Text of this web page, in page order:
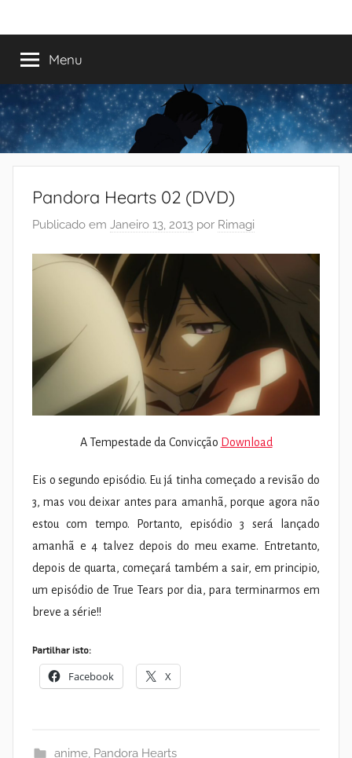
paraMundo
do
Shoujo
anos
a
trazer-
romances
Menu
Pandora Hearts 02 (DVD)
Publicado em Janeiro 13, 2013 por Rimagi
A Tempestade da Convicção Download
Eis o segundo episódio. Eu já tinha começado a revisão do
3, mas vou deixar antes para amanhã, porque agora não
estou com tempo. Portanto, episódio 3 será lançado
amanhã e 4 talvez depois do meu exame. Entretanto,
depois de quarta, começará também a sair, em principio,
um episódio de True Tears por dia, para terminarmos em
breve a série!!
Partilhar isto:
Facebook X
anime, Pandora Hearts